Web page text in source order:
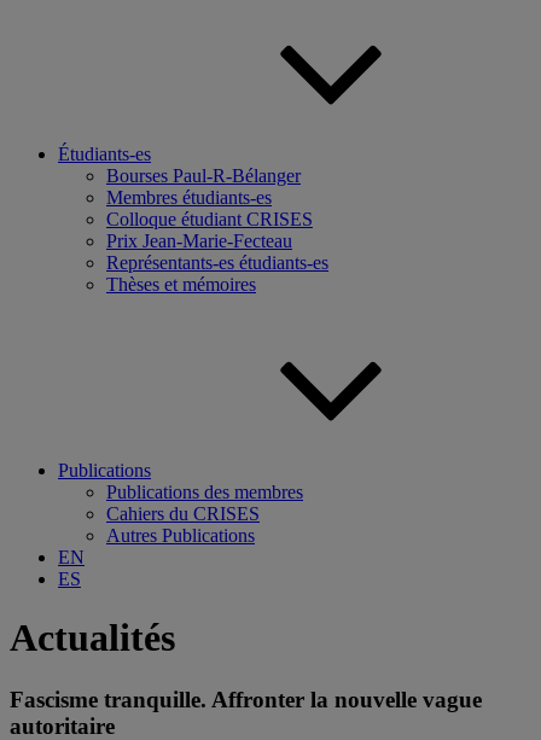
Étudiants-es
Bourses Paul-R-Bélanger
Membres étudiants-es
Colloque étudiant CRISES
Prix Jean-Marie-Fecteau
Représentants-es étudiants-es
Thèses et mémoires
Publications
Publications des membres
Cahiers du CRISES
Autres Publications
EN
ES
Actualités
Fascisme tranquille. Affronter la nouvelle vague
autoritaire